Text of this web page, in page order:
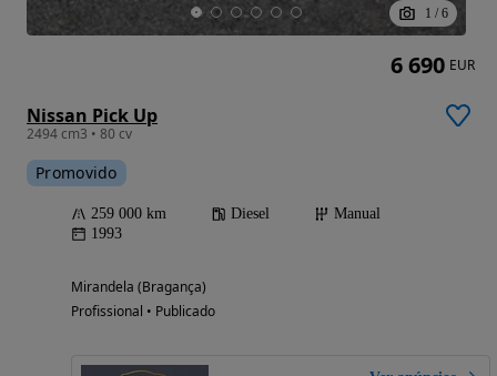
1 / 6
Nissan Pick Up
2494 cm3 • 80 cv
Promovido
259 000 km Diesel
Manual
1993
Mirandela (Bragança)
Profissional • Publicado
6 690 EUR